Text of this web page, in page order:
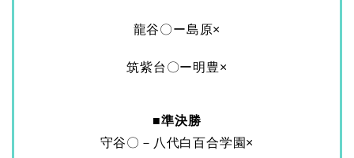
龍谷〇ー島原×
筑紫台〇ー明豊×
■準決勝
守谷〇－八代白百合学園×